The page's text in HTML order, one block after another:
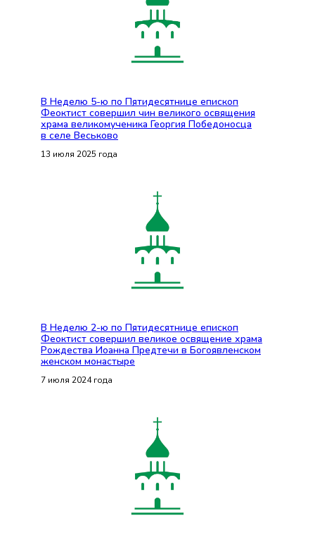
В Неделю 5-ю по Пятидесятнице епископ
Феоктист совершил чин великого освящения
храма великомученика Георгия Победоносца
в селе Веськово
13 июля 2025 года
В Неделю 2-ю по Пятидесятнице епископ
Феоктист совершил великое освящение храма
Рождества Иоанна Предтечи в Богоявленском
женском монастыре
7 июля 2024 года